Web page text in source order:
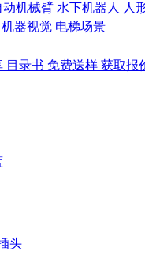
动机械臂 水下机器人
人
机器视觉 电梯场景
目录书 免费送样 获取报
头